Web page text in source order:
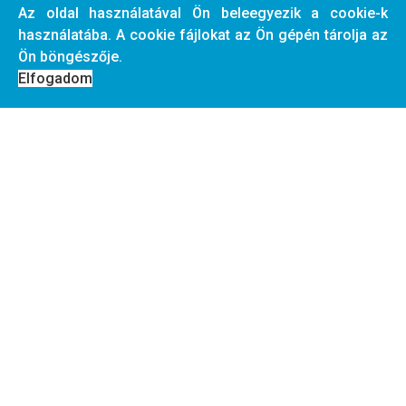
Kontingens:45+5fő
Bővebben: San Georgis - Anna Apartman *****
Az oldal használatával Ön beleegyezik a cookie-k
használatába. A cookie fájlokat az Ön gépén tárolja az
Ön böngészője.
Elfogadom